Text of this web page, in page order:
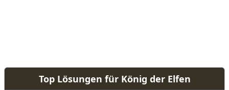
Top Lösungen für König der Elfen